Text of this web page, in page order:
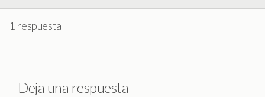
1 respuesta
Deja una respuesta